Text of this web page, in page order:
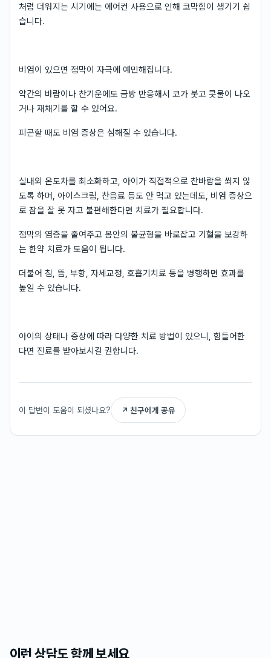
처럼 더워지는 시기에는 에어컨 사용으로 인해 코막힘이 생기기 쉽
습니다.
비염이 있으면 점막이 자극에 예민해집니다.
약간의 바람이나 찬기운에도 금방 반응해서 코가 붓고 콧물이 나오
거나 재채기를 할 수 있어요.
피곤할 때도 비염 증상은 심해질 수 있습니다.
실내외 온도차를 최소화하고, 아이가 직접적으로 찬바람을 쐬지 않
도록 하며, 아이스크림, 찬음료 등도 안 먹고 있는데도, 비염 증상으
로 잠을 잘 못 자고 불편해한다면 치료가 필요합니다.
점막의 염증을 줄여주고 몸안의 불균형을 바로잡고 기혈을 보강하
는 한약 치료가 도움이 됩니다.
더불어 침, 뜸, 부항, 자세교정, 호흡기치료 등을 병행하면 효과를
높일 수 있습니다.
아이의 상태나 증상에 따라 다양한 치료 방법이 있으니, 힘들어한
다면 진료를 받아보시길 권합니다.
이 답변이 도움이 되셨나요? ↗ 친구에게 공유
이런 상담도 함께 보세요